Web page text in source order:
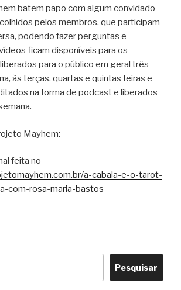
batem papo com algum convidado
pelos membros, que participam
podendo fazer perguntas e
ficam disponíveis para os
para o público em geral três
às terças, quartas e quintas feiras e
na forma de podcast e liberados
Mayhem:
feita no
a-cabala-e-o-tarot-
com-rosa-maria-bastos
Pesquisar